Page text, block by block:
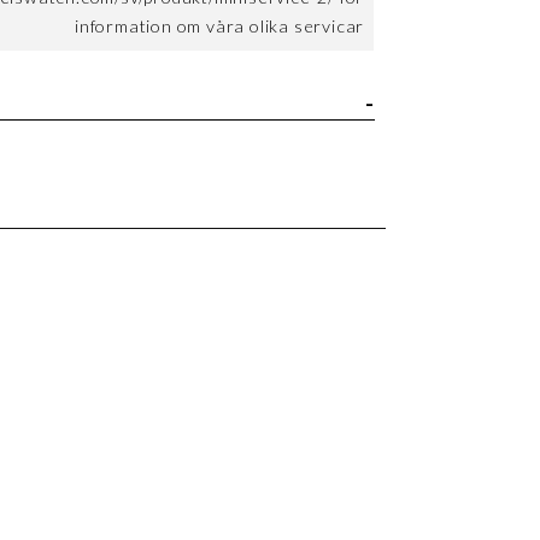
information om våra olika servicar